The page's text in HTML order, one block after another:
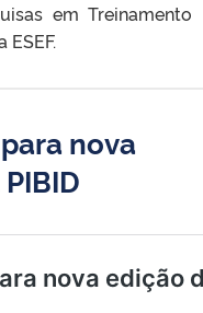
em Treinamento
nova